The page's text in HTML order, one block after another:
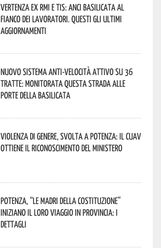
Vertenza ex RMI e TIS: ANCI Basilicata al
fianco dei lavoratori. Questi gli ultimi
aggiornamenti
Nuovo sistema anti-velocità attivo su 36
tratte: monitorata questa strada alle
porte della Basilicata
Violenza di genere, svolta a Potenza: il CUAV
ottiene il riconoscimento del Ministero
Potenza, “Le Madri della Costituzione”
iniziano il loro viaggio in provincia: i
dettagli